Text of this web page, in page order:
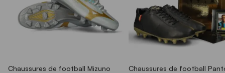
Chaussures de football Mizuno
Chaussures de football